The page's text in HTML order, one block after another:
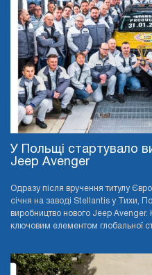
У Польщі стартувало
Jeep Avenger
Одразу після вручення титулу
січня на заводі Stellantis у Тихи,
виробництво нового Jeep
ключовим елементом глобальної